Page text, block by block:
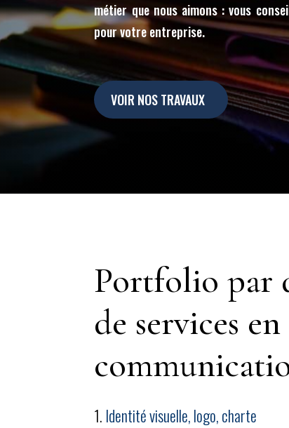
métier que nous aimons : vous
pour votre entreprise.
VOIR NOS TRAVAUX
Portfolio par
de services en
Identité visuelle, logo, charte